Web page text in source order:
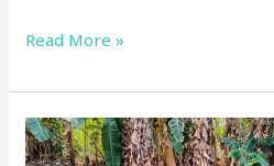
Read More »
BSI
Maslahat